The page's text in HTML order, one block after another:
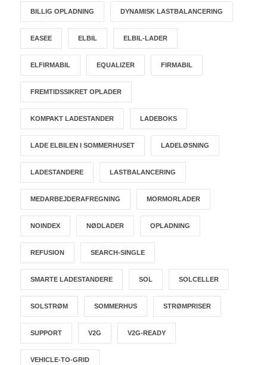
BILLIG OPLADNING DYNAMISK LASTBALANCERING
EASEE ELBIL ELBIL-LADER
ELFIRMABIL EQUALIZER FIRMABIL
FREMTIDSSIKRET OPLADER
KOMPAKT LADESTANDER LADEBOKS
LADE ELBILEN I SOMMERHUSET LADELØSNING
LADESTANDERE LASTBALANCERING
MEDARBEJDERAFREGNING MORMORLADER
NOINDEX NØDLADER OPLADNING
REFUSION SEARCH-SINGLE
SMARTE LADESTANDERE SOL SOLCELLER
SOLSTRØM SOMMERHUS STRØMPRISER
SUPPORT V2G V2G-READY
VEHICLE-TO-GRID